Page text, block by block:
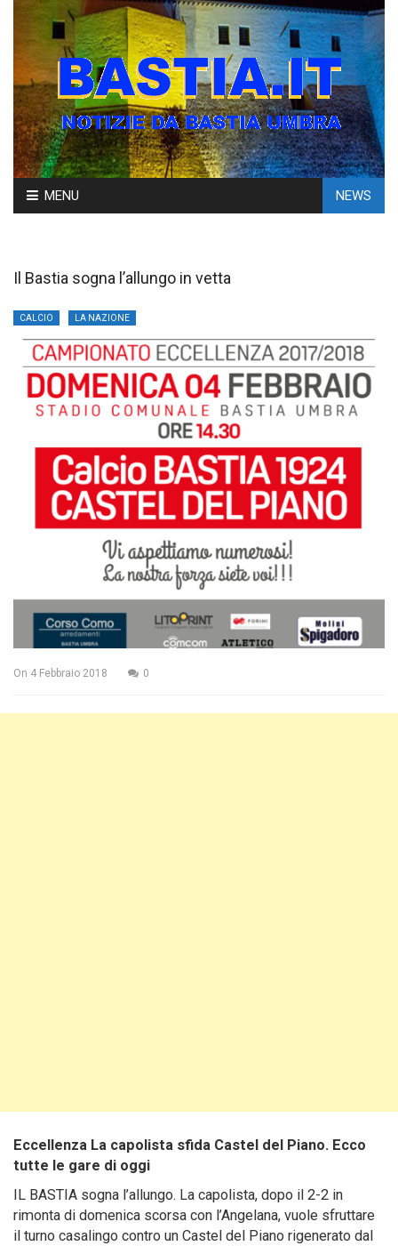
Skip
to
MENU NEWS
Il Bastia sogna l’allungo in vetta
CALCIO LA NAZIONE
On 4 Febbraio 2018 0
Eccellenza La capolista sfida Castel del Piano. Ecco
tutte le gare di oggi
IL BASTIA sogna l’allungo. La capolista, dopo il 2-2 in
rimonta di domenica scorsa con l’Angelana, vuole sfruttare
il turno casalingo contro un Castel del Piano rigenerato dal